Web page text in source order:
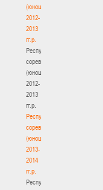
(юноши)
2012-
2013
гг.р.
Республиканские
соревнования
(юноши)
2012-
2013
гг.р.
Республиканские
соревнования
(юноши)
2013-
2014
гг.р.
Республиканские